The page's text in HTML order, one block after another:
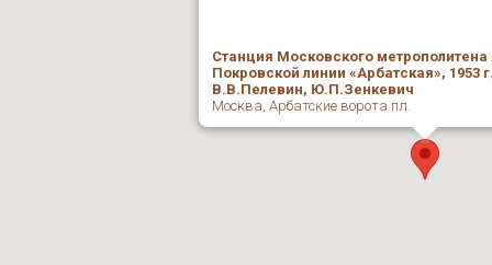
Станция Московского метрополитена
Покровской линии «Арбатская», 1953
В.В.Пелевин, Ю.П.Зенкевич
Москва, Арбатские ворота пл.